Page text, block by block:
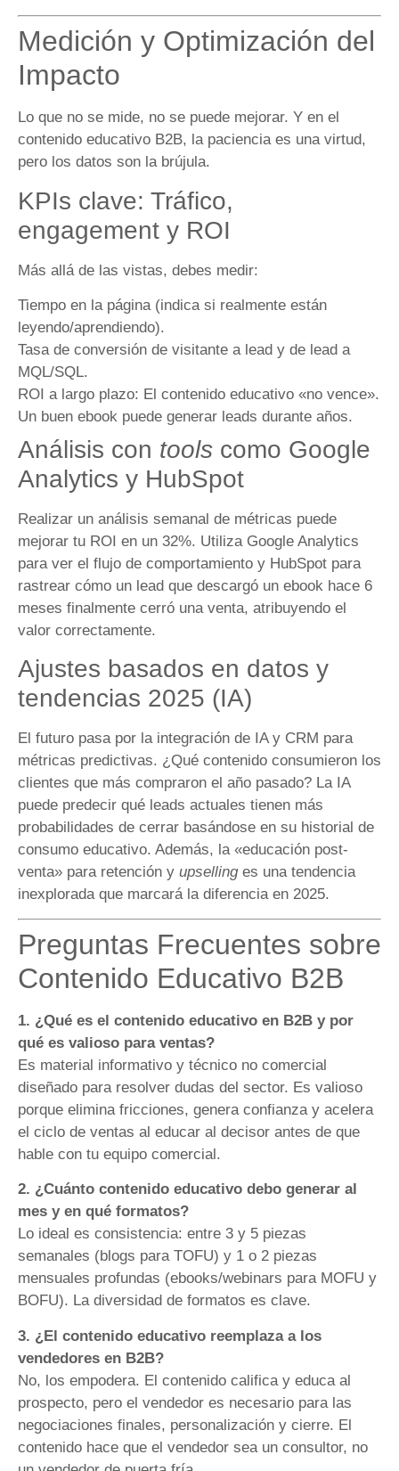
Medición y Optimización del
Impacto
Lo que no se mide, no se puede mejorar. Y en el
contenido educativo B2B, la paciencia es una virtud,
pero los datos son la brújula.
KPIs clave: Tráfico,
engagement y ROI
Más allá de las vistas, debes medir:
Tiempo en la página (indica si realmente están
leyendo/aprendiendo).
Tasa de conversión de visitante a lead y de lead a
MQL/SQL.
ROI a largo plazo: El contenido educativo «no vence».
Un buen ebook puede generar leads durante años.
Análisis con tools como Google
Analytics y HubSpot
Realizar un análisis semanal de métricas puede
mejorar tu ROI en un 32%. Utiliza Google Analytics
para ver el flujo de comportamiento y HubSpot para
rastrear cómo un lead que descargó un ebook hace 6
meses finalmente cerró una venta, atribuyendo el
valor correctamente.
Ajustes basados en datos y
tendencias 2025 (IA)
El futuro pasa por la integración de IA y CRM para
métricas predictivas. ¿Qué contenido consumieron los
clientes que más compraron el año pasado? La IA
puede predecir qué leads actuales tienen más
probabilidades de cerrar basándose en su historial de
consumo educativo. Además, la «educación post-
venta» para retención y upsellinges una tendencia
inexplorada que marcará la diferencia en 2025.
Preguntas Frecuentes sobre
Contenido Educativo B2B
1. ¿Qué es el contenido educativo en B2B y por
qué es valioso para ventas?
Es material informativo y técnico no comercial
diseñado para resolver dudas del sector. Es valioso
porque elimina fricciones, genera confianza y acelera
el ciclo de ventas al educar al decisor antes de que
hable con tu equipo comercial.
2. ¿Cuánto contenido educativo debo generar al
mes y en qué formatos?
Lo ideal es consistencia: entre 3 y 5 piezas
semanales (blogs para TOFU) y 1 o 2 piezas
mensuales profundas (ebooks/webinars para MOFU y
BOFU). La diversidad de formatos es clave.
3. ¿El contenido educativo reemplaza a los
vendedores en B2B?
No, los empodera. El contenido califica y educa al
prospecto, pero el vendedor es necesario para las
negociaciones finales, personalización y cierre. El
contenido hace que el vendedor sea un consultor, no